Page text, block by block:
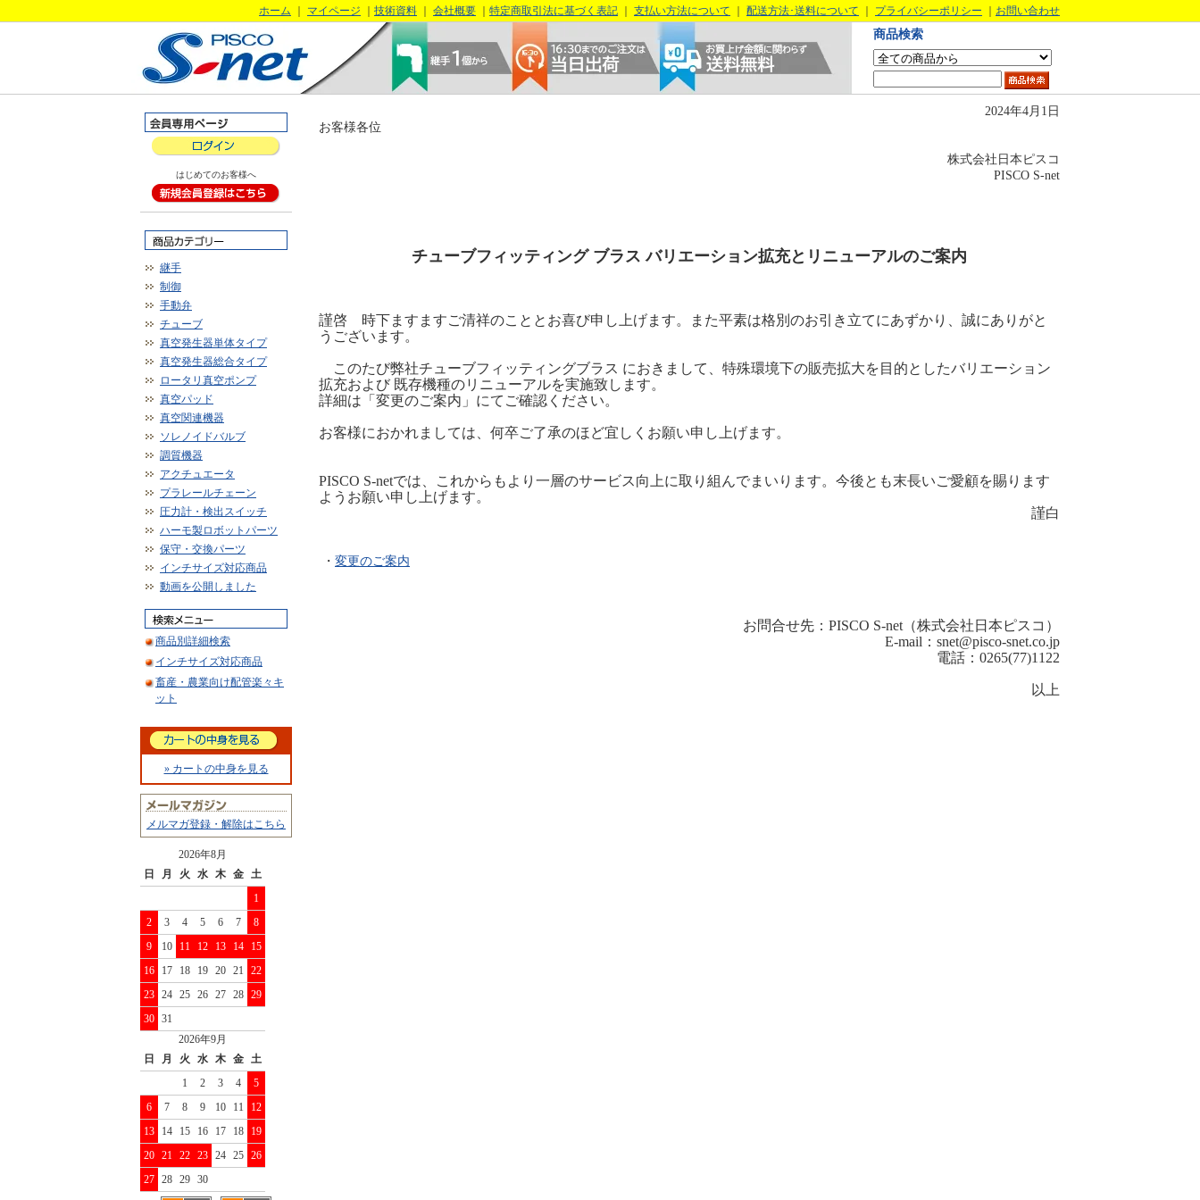
ホーム マイページ 技術資料 会社概要 特定商取引法に基づく表記 支払い方法について 配送方法･送料について プライバシーポリシー お問い合わせ
商品検索
はじめてのお客様へ
継手
制御
手動弁
チューブ
真空発生器単体タイプ
真空発生器総合タイプ
ロータリ真空ポンプ
真空パッド
真空関連機器
ソレノイドバルブ
調質機器
アクチュエータ
プラレールチェーン
圧力計・検出スイッチ
ハーモ製ロボットパーツ
保守・交換パーツ
インチサイズ対応商品
動画を公開しました
商品別詳細検索
インチサイズ対応商品
畜産・農業向け配管楽々キ
ット
» カートの中身を見る
メルマガ登録・解除はこちら
2026年8月
日
月 火 水 木 金 土
1
2
3 4 5 6 7
8
9
10 11 12 13 14
15
16
17 18 19 20 21
22
23 24 25 26 27 28 29
30 31
2026年9月
日
月 火 水 木 金 土
1
2 3 4
5
6
7 8 9 10 11
12
13
14 15 16 17 18
19
20 21 22 23 24 25 26
27 28 29 30
2024年4月1日
お客様各位
株式会社日本ピスコ
PISCO S-net
チューブフィッティング ブラス バリエーション拡充とリニューアルのご案内
謹啓 時下ますますご清祥のこととお喜び申し上げます。また平素は格別のお引き立てにあずかり、誠にありがと
うございます。
このたび弊社チューブフィッティングブラス におきまして、特殊環境下の販売拡大を目的としたバリエーション
拡充および 既存機種のリニューアルを実施致します。
詳細は「変更のご案内」にてご確認ください。
お客様におかれましては、何卒ご了承のほど宜しくお願い申し上げます。
PISCO S-netでは、これからもより一層のサービス向上に取り組んでまいります。今後とも末長いご愛顧を賜ります
ようお願い申し上げます。
謹白
・ 変更のご案内
お問合せ先：PISCO S-net（株式会社日本ピスコ）
E-mail：snet@pisco-snet.co.jp
電話：0265(77)1122
以上